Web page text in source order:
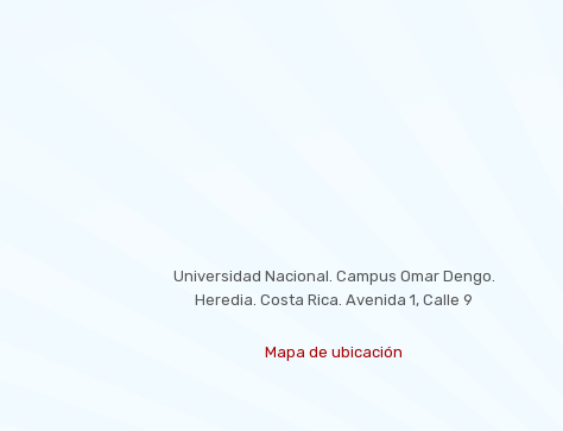
Universidad Nacional. Campus Omar Dengo.
Heredia. Costa Rica. Avenida 1, Calle 9
Mapa de ubicación